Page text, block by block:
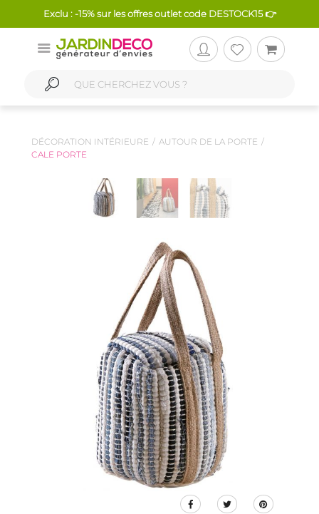
Exclu : -15% sur les offres outlet code DESTOCK15 👉
DÉCORATION INTÉRIEURE
AUTOUR DE LA PORTE
CALE PORTE